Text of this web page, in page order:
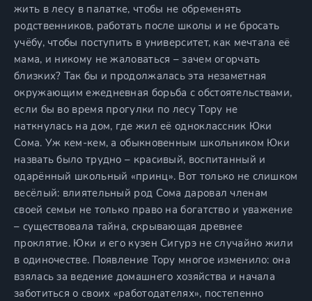
жить в лесу в палатке, чтобы не обременять
родственников, работать после школы и не бросать
учёбу, чтобы поступить в университет, как мечтала её
мама, и никому не жаловаться – зачем огорчать
близких? Так бы и продолжалась эта незаметная
окружающим ежедневная борьба с обстоятельствами,
если бы во время прогулки по лесу Тору не
наткнулась на дом, где жил её одноклассник Юки
Сома. Уж кем-кем, а обыкновенным школьником Юки
назвать было трудно – красивый, воспитанный и
одарённый школьный «принц». Вот только не слишком
весёлый: влиятельный род Сома даровал членам
своей семьи не только право на богатство и уважение
– существовала тайна, скрывающая древнее
проклятие. Юки и его кузен Сигурэ не случайно жили
в одиночестве. Появление Тору многое изменило: она
взялась за ведение домашнего хозяйства и начала
заботиться о своих «работодателях», постепенно